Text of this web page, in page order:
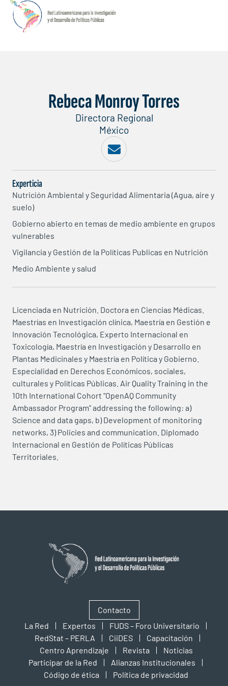
Rebeca Monroy Torres
Directora Regional
México
Experticia
Nutrición Ambiental y Seguridad Alimentaria (Agua, aire y
suelo)
Gobierno abierto en temas de medio ambiente en grupos
vulnerables
Vigilancia y Gestión de la Políticas Publicas en Nutrición
Medio Ambiente y salud
Licenciada en Nutrición. Doctora en Ciencias Médicas.
Maestrías en Investigación clínica, Maestría en Gestión e
Innovación Tecnológica, Experto Internacional en
Toxicología, Maestría en Investigación y Desarrollo en
Plantas Medicinales y Maestría en Política y Gobierno.
Especialidad en Derechos Económicos, sociales,
culturales y Políticas Públicas. Air Quality Training in the
10th International Cohort “OpenAQ Community
Ambassador Program” addressing the following: a)
Science and data gaps, b) Development of monitoring
networks, 3) Policies and communication. Diplomado
Internacional en Gestión de Políticas Públicas
Territoriales.
Contacto
La Red
Expertos
FUDS – Foro Universitario
RedStat – PERLA
CiiDES
Capacitación
Centro Aprendizaje
Revista
Noticias
Participar de la Red
Alianzas Institucionales
Código de ética
Política de privacidad